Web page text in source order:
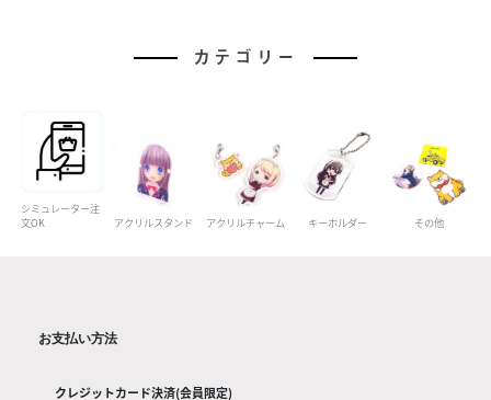
カテゴリー
シミュレーター注
文OK
アクリルスタンド アクリルチャーム キーホルダー その他
お支払い方法
クレジットカード決済(会員限定)